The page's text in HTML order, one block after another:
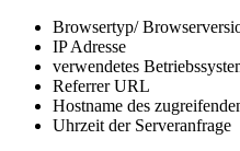
Browsertyp/
IP Adresse
verwendetes
Referrer URL
Hostname des
Uhrzeit der Serveranfrage